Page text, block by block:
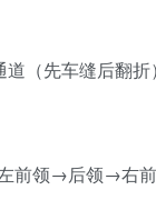
（先车缝后翻折）
前领→后领→右前